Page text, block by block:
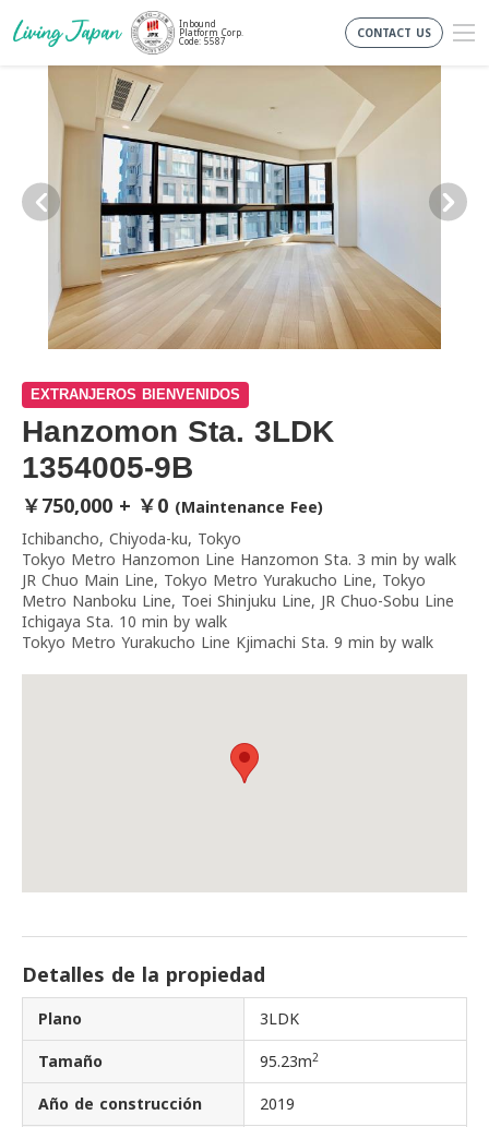
Inbound
Platform Corp.
Code: 5587
CONTACT US
EXTRANJEROS BIENVENIDOS
Hanzomon Sta. 3LDK
1354005-9B
￥750,000 + ￥0 (Maintenance Fee)
Ichibancho, Chiyoda-ku, Tokyo
Tokyo Metro Hanzomon Line Hanzomon Sta. 3 min by walk
JR Chuo Main Line, Tokyo Metro Yurakucho Line, Tokyo
Metro Nanboku Line, Toei Shinjuku Line, JR Chuo-Sobu Line
Ichigaya Sta. 10 min by walk
Tokyo Metro Yurakucho Line Kjimachi Sta. 9 min by walk
Detalles de la propiedad
Plano 3LDK
Tamaño 95.23m2
Año de construcción 2019